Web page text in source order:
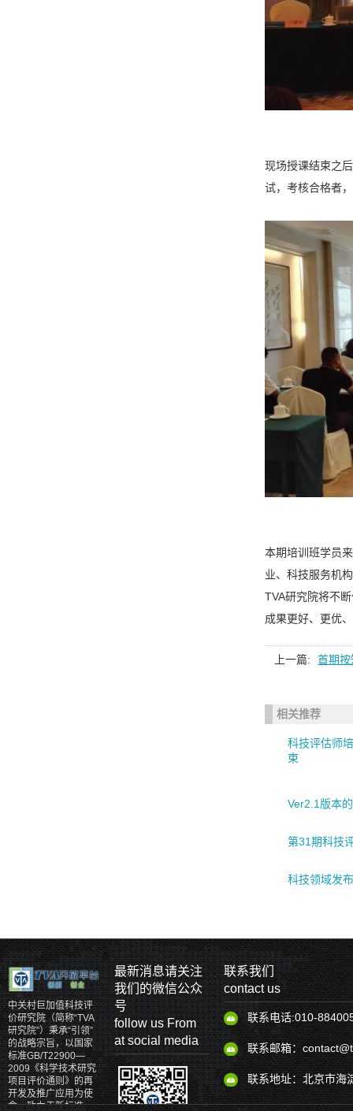
现场授课结束之
试，考核合格者
本期培训班学员
业、科技服务机
TVA研究院将不
成果更好、更优
上一篇: 首期
相关推荐
科技评估师
束
Ver2.1版本
第31期科技
科技领域发
中关村巨加值科技评
价研究院（简称“TVA
研究院”）秉承“引领”
的战略宗旨，以国家
标准GB/T22900—
2009《科学技术研究
项目评价通则》的再
开发及推广应用为使
命，致力于新标准、
最新消息请关注
我们的微信公众
号
follow us From
at social media
联系我们
contact us
联系电话:010-
联系邮箱：
联系地址：北京市海